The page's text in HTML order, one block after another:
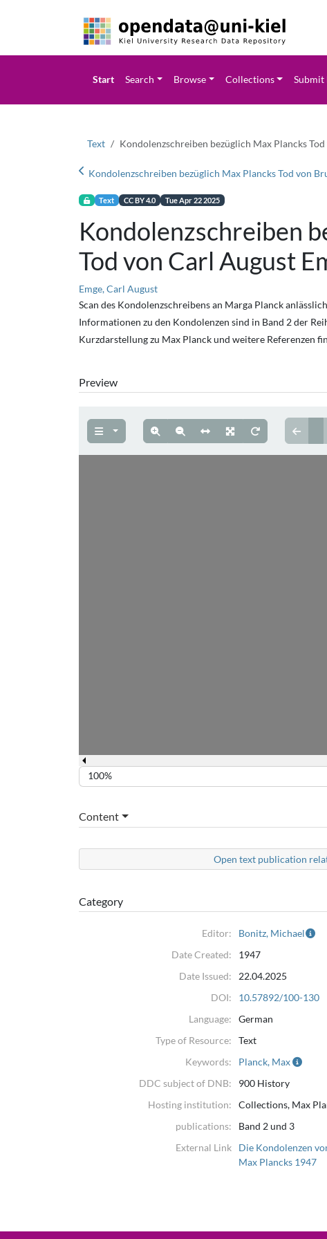
Start Search Browse Collections Submit
Text Kondolenzschreiben bezüglich Max Plancks
Kondolenzschreiben bezüglich Max Plancks Tod von
Text CC BY 4.0 Tue Apr 22 2025
Kondolenzschreiben
Tod von Carl August
Emge, Carl August
Scan des Kondolenzschreibens an Marga Planck
Informationen zu den Kondolenzen sind in Band 2 der
Kurzdarstellung zu Max Planck und weitere Referenzen
Preview
100%
Content
Open text publication
Category
Editor:
Bonitz, Michael
Date Created:
1947
Date Issued:
22.04.2025
DOI:
10.57892/100-130
Language:
German
Type of Resource:
Text
Keywords:
Planck, Max
DDC subject of DNB:
900 History
Hosting institution:
Collections, Max
publications:
Band 2 und 3
External Link
Die Kondolenzen
Max Plancks 1947